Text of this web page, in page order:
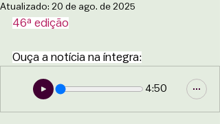
Atualizado: 20 de ago. de 2025
46ª edição
Ouça a notícia na íntegra:
4:50